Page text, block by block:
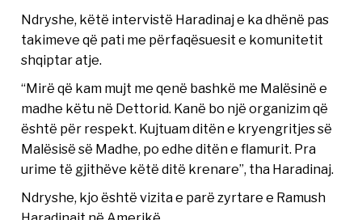
Ndryshe, këtë intervistë Haradinaj e ka dhënë pas
takimeve që pati me përfaqësuesit e komunitetit
shqiptar atje.
“Mirë që kam mujt me qenë bashkë me Malësinë e
madhe këtu në Dettorid. Kanë bo një organizim që
është për respekt. Kujtuam ditën e kryengritjes së
Malësisë së Madhe, po edhe ditën e flamurit. Pra
urime të gjithëve këtë ditë krenare”, tha Haradinaj.
Ndryshe, kjo është vizita e parë zyrtare e Ramush